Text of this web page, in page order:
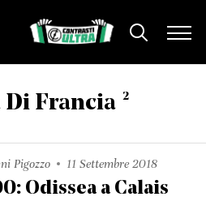
Di Francia 2
Pigozzo 11 Settembre 2018
Odissea a Calais